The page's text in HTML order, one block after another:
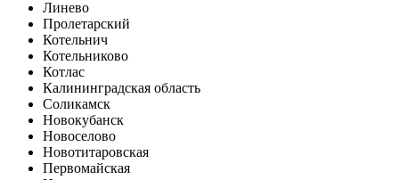
Линево
Пролетарский
Котельнич
Котельниково
Котлас
Калининградская область
Соликамск
Новокубанск
Новоселово
Новотитаровская
Первомайская